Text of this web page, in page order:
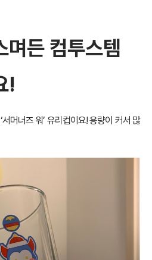
며든 컴투스템
!
머너즈 워’ 유리컵이요! 용량이 커서 많